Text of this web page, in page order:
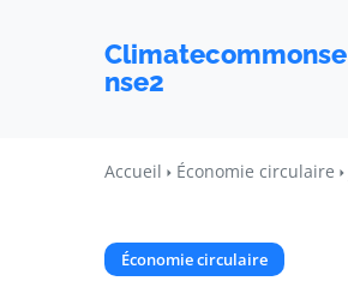
Climatecommonse
nse2
Accueil Économie circulaire
Économie circulaire